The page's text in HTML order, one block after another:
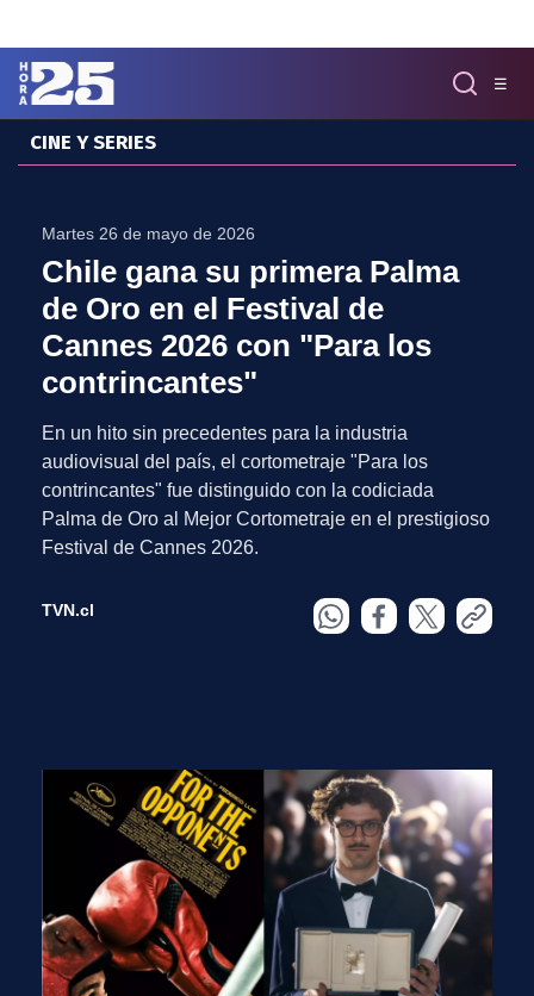
☰
MENÚ
Podcast
Artes
Cine y Series
Música
Patrimonio
EXCLUSIVO H25
CINE Y SERIES
Martes 26 de mayo de 2026
Chile gana su primera Palma
de Oro en el Festival de
Cannes 2026 con "Para los
contrincantes"
En un hito sin precedentes para la industria
audiovisual del país, el cortometraje "Para los
contrincantes" fue distinguido con la codiciada
Palma de Oro al Mejor Cortometraje en el prestigioso
Festival de Cannes 2026.
TVN.cl